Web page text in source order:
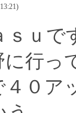
ｓｕで
行っ
４０ア